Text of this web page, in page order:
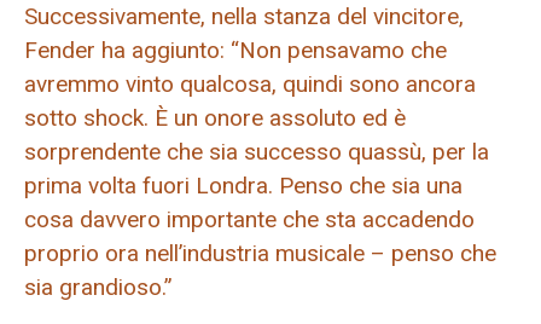
Successivamente, nella stanza del vincitore,
Fender ha aggiunto: “Non pensavamo che
avremmo vinto qualcosa, quindi sono ancora
sotto shock. È un onore assoluto ed è
sorprendente che sia successo quassù, per la
prima volta fuori Londra. Penso che sia una
cosa davvero importante che sta accadendo
proprio ora nell’industria musicale – penso che
sia grandioso.”